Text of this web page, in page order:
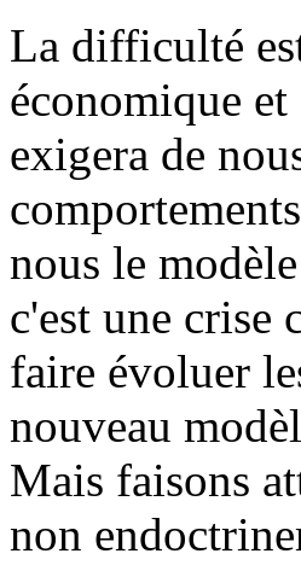
La difficulté
économique
exigera de
nous le
c'est une crise
faire évoluer
nouveau
Mais faisons
non